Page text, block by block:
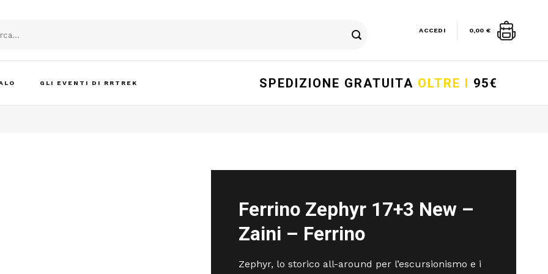
ACCEDI 0,00 €
GLI EVENTI DI RRTREK SPEDIZIONE GRATUITA OLTRE I 95€
Ferrino Zephyr 17+3 New –
Zaini – Ferrino
Zephyr, lo storico all-around per l’escursionismo e i